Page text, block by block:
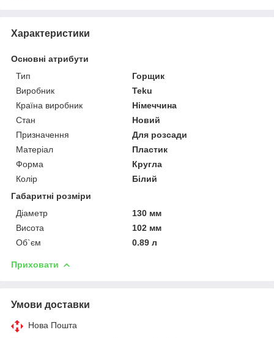
Характеристики
Основні атрибути
Тип
Горщик
Виробник
Teku
Країна виробник
Німеччина
Стан
Новий
Призначення
Для розсади
Матеріал
Пластик
Форма
Кругла
Колір
Білий
Габаритні розміри
Діаметр
130 мм
Висота
102 мм
Об`єм
0.89 л
Приховати
Умови доставки
Нова Пошта